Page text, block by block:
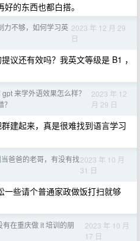
的东西也都白搭。
力不够，如何学习英 2023 年 12 月 29
日
议还有效吗？我英文等级是 B1 ，
来学外语效果怎么样？
2023 年 12
月 29 日
建起来，真是很难找到语言学习
爸爸的老哥，有没有找2023 年 10 月
31 日
一些请个普通家政做饭打扫就够
有在重庆做 it 培训的朋
2023 年 10 月
17 日